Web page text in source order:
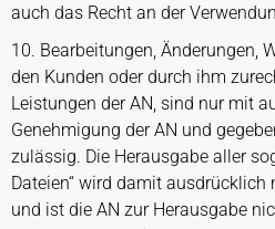
auch das Recht an der
10. Bearbeitungen, Änderungen,
den Kunden oder durch ihm
Leistungen der AN, sind nur mit
Genehmigung der AN und
zulässig. Die Herausgabe aller
Dateien“ wird damit
und ist die AN zur Herausgabe